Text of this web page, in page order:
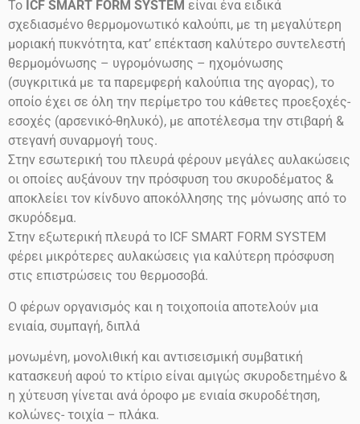
Το ICF SMART FORM SYSTEM είναι ένα ειδικά
σχεδιασμένο θερμομονωτικό καλούπι, με τη μεγαλύτερη
μοριακή πυκνότητα, κατ’ επέκταση καλύτερο συντελεστή
θερμομόνωσης – υγρομόνωσης – ηχομόνωσης
(συγκριτικά με τα παρεμφερή καλούπια της αγορας), το
οποίο έχει σε όλη την περίμετρο του κάθετες προεξοχές-
εσοχές (αρσενικό-θηλυκό), με αποτέλεσμα την στιβαρή &
στεγανή συναρμογή τους.
Στην εσωτερική του πλευρά φέρουν μεγάλες αυλακώσεις
οι οποίες αυξάνουν την πρόσφυση του σκυροδέματος &
αποκλείει τον κίνδυνο αποκόλλησης της μόνωσης από το
σκυρόδεμα.
Στην εξωτερική πλευρά το ICF SMART FORM SYSTEM
φέρει μικρότερες αυλακώσεις για καλύτερη πρόσφυση
στις επιστρώσεις του θερμοσοβά.
Ο φέρων οργανισμός και η τοιχοποιία αποτελούν μια
ενιαία, συμπαγή, διπλά
μονωμένη, μονολιθική και αντισεισμική συμβατική
κατασκευή αφού το κτίριο είναι αμιγώς σκυροδετημένο &
η χύτευση γίνεται ανά όροφο με ενιαία σκυροδέτηση,
κολώνες- τοιχία – πλάκα.